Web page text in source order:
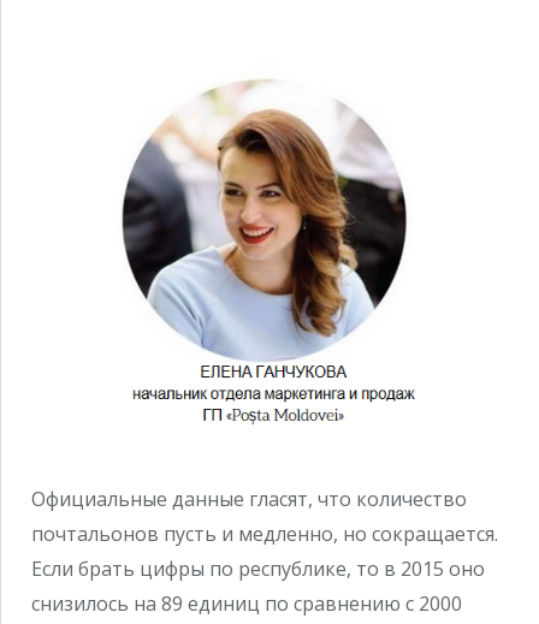
Официальные данные гласят, что количество
почтальонов пусть и медленно, но сокращается.
Если брать цифры по республике, то в 2015 оно
снизилось на 89 единиц по сравнению с 2000